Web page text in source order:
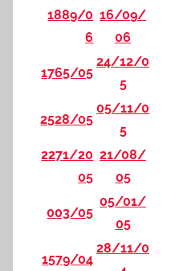
1889/0
6
16/09/
06
1765/05
24/12/0
5
2528/05
05/11/0
5
2271/20
05
21/08/
05
003/05
05/01/
05
1579/04
28/11/0